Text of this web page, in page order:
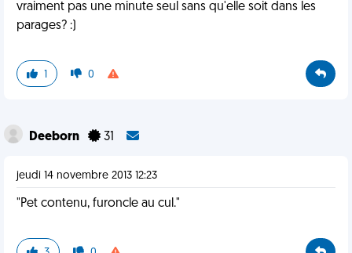
vraiment pas une minute seul sans qu'elle soit dans les
parages? :)
1 0
Deeborn 31
jeudi 14 novembre 2013 12:23
"Pet contenu, furoncle au cul."